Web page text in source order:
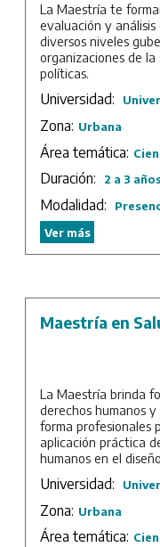
La Maestría te
evaluación y
diversos niveles
organizaciones de
políticas.
Duración: 3 años.
Universidad:
Zona: Urbana
Área temática:
Duración: 2 a 3
Modalidad:
Ver más
Maestría en
La Maestría brinda
derechos humanos
forma profesionales
aplicación práctica
humanos en el
políticas públicas a
Duración: 3 años.
Universidad:
Zona: Urbana
Área temática: